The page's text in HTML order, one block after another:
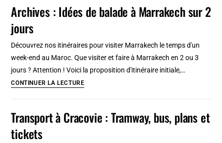
raisons
Archives : Idées de balade à Marrakech sur 2
jours
Découvrez nos itinéraires pour visiter Marrakech le temps d'un
week-end au Maroc. Que visiter et faire à Marrakech en 2 ou 3
jours ? Attention ! Voici la proposition d'itinéraire initiale,…
CONTINUER LA LECTUREArchives
de
Transport à Cracovie : Tramway, bus, plans et
tickets